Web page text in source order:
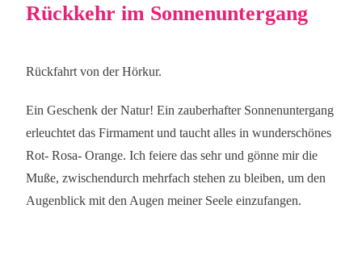
Rückkehr im Sonnenuntergang
Rückfahrt von der Hörkur.
Ein Geschenk der Natur! Ein zauberhafter Sonnenuntergang
erleuchtet das Firmament und taucht alles in wunderschönes
Rot- Rosa- Orange. Ich feiere das sehr und gönne mir die
Muße, zwischendurch mehrfach stehen zu bleiben, um den
Augenblick mit den Augen meiner Seele einzufangen.